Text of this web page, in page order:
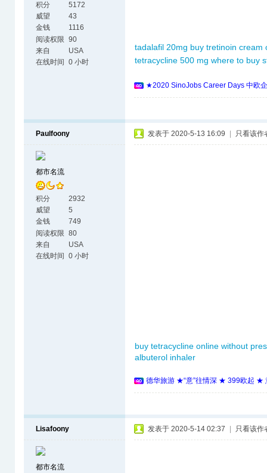
积分
5172
威望
43
金钱
1116
阅读权限 90
来自
USA
在线时间
0 小时
tadalafil 20mg buy tretinoin cream
tetracycline 500 mg where to buy
★2020 SinoJobs Career Days 中欧
Paulfoony
都市名流
积分
2932
威望
5
金钱
749
阅读权限 80
来自
USA
在线时间
0 小时
发表于 2020-5-13 16:09 只看该作
buy tetracycline online without
albuterol inhaler
德华旅游 ★“意”往情深 ★ 399欧起 ★
Lisafoony
都市名流
发表于 2020-5-14 02:37 只看该作